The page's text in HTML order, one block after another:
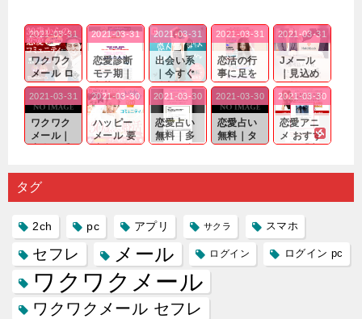
ワクワク
メール ロ
グイン pc
｜心の底
から真
剣...
2021-03-31
恋愛診断
モテ期｜
老若男女
問わ
ず…。
2021-03-31
出会い系
｜今すぐ
仲良くな
れる相手
探しをし
たいと...
2021-03-31
恋活の行
事に足を
運んでも
出会いの
チャンス
が訪れ...
2021-03-31
Jメール
｜見込め
る効果が
確実なも
のであっ
ても…...
2021-03-31
ワクワク
メール｜
り会った
人に軽...
2021-03-31
ハッピー
メール 要
するので
2021-03-30
恋愛占い
無料｜多
プリの内
2021-03-30
恋愛占い
無料｜タ
る人に恋
2021-03-30
恋愛アニ
メ おすす
雑で素人
2021-03-30
タグ
2ch pc アプリ サクラ スマホ
セフレ メール ログイン ログイン pc
ワクワクメール
ワクワクメール セフレ